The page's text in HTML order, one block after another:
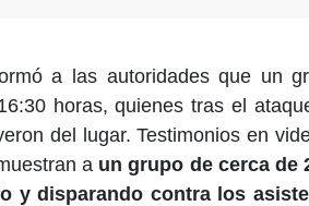
a las autoridades que un
horas, quienes tras el
del lugar. Testimonios en
a un grupo de cerca de
y disparando contra los